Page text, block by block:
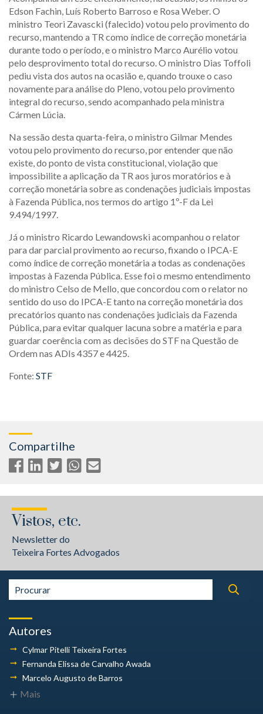
Edson Fachin, Luís Roberto Barroso e Rosa Weber. O
ministro Teori Zavascki (falecido) votou pelo provimento do
recurso, mantendo a TR como índice de correção monetária
durante todo o período, e o ministro Marco Aurélio votou
pelo desprovimento total do recurso. O ministro Dias Toffoli
pediu vista dos autos na ocasião e, quando trouxe o caso
novamente para análise do Pleno, votou pelo provimento
integral do recurso, sendo acompanhado pela ministra
Cármen Lúcia.
Na sessão desta quarta-feira, o ministro Gilmar Mendes
votou pelo provimento do recurso, por entender que não
existe, do ponto de vista constitucional, violação que
impossibilite a aplicação da TR aos juros moratórios e à
correção monetária sobre as condenações judiciais impostas
à Fazenda Pública, nos termos do artigo 1º-F da Lei
9.494/1997.
Já o ministro Ricardo Lewandowski acompanhou o relator
para dar parcial provimento ao recurso, fixando o IPCA-E
como índice de correção monetária a todas as condenações
impostas à Fazenda Pública. Esse foi o mesmo entendimento
do ministro Celso de Mello, que concordou com o relator no
sentido do uso do IPCA-E tanto na correção monetária dos
precatórios quanto nas condenações judiciais da Fazenda
Pública, para evitar qualquer lacuna sobre a matéria e para
guardar coerência com as decisões do STF na Questão de
Ordem nas ADIs 4357 e 4425.
Fonte: STF
Compartilhe
Vistos, etc.
Newsletter do
Teixeira Fortes Advogados
Autores
Cylmar Pitelli Teixeira Fortes
Fernanda Elissa de Carvalho Awada
Marcelo Augusto de Barros
Mais